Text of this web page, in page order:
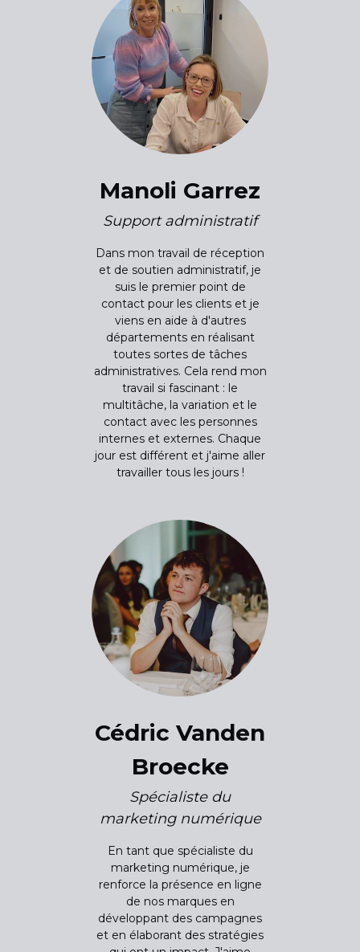
Manoli Garrez
Support administratif
Dans mon travail de réception
et de soutien administratif, je
suis le premier point de
contact pour les clients et je
viens en aide à d'autres
départements en réalisant
toutes sortes de tâches
administratives. Cela rend mon
travail si fascinant : le
multitâche, la variation et le
contact avec les personnes
internes et externes. Chaque
jour est différent et j'aime aller
travailler tous les jours !
Cédric Vanden
Broecke
Spécialiste du
marketing numérique
En tant que spécialiste du
marketing numérique, je
renforce la présence en ligne
de nos marques en
développant des campagnes
et en élaborant des stratégies